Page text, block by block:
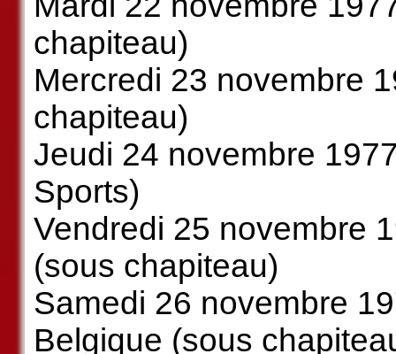
chapiteau)
Mercredi 23 novembre
chapiteau)
Jeudi 24 novembre
Sports)
Vendredi 25 novembre
(sous chapiteau)
Samedi 26 novembre
Belgique (sous